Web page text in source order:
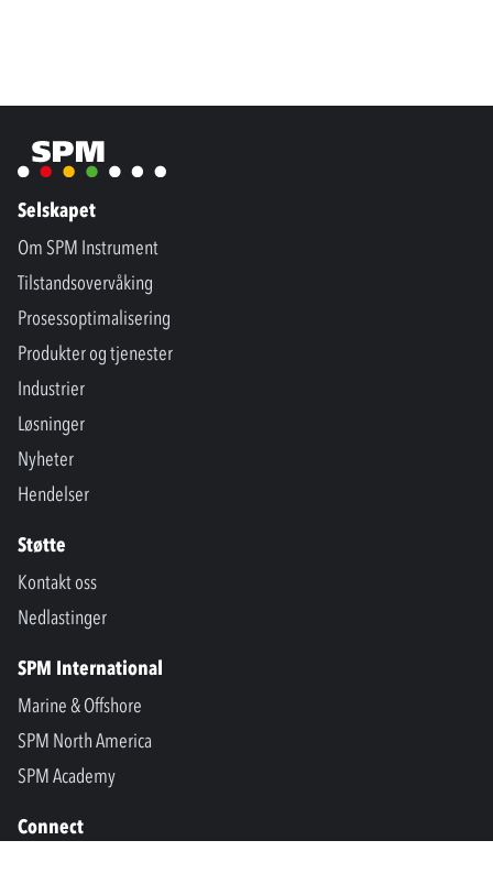
Selskapet
Om SPM Instrument
Tilstandsovervåking
Prosessoptimalisering
Produkter og tjenester
Industrier
Løsninger
Nyheter
Hendelser
Støtte
Kontakt oss
Nedlastinger
SPM International
Marine & Offshore
SPM North America
SPM Academy
Connect